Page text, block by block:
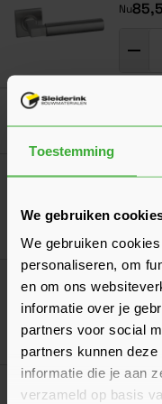
Toestemming
We gebruiken
We gebruiken
personaliseren, om
en om ons
informatie over je
partners voor social
partners kunnen
informatie die je aan
verzameld op basis
Nu
Nu